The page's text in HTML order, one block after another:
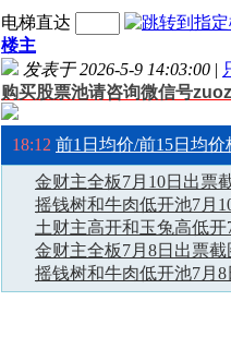
电梯直达
楼主
发表于 2026-5-9 14:03:00 |
购买股票池请咨询微信号
14:58
18:12 前1日均价/前15日均价
金财主全板7月10日出票
摇钱树和牛肉低开池7月
土财主高开和玉兔高低开
金财主全板7月8日出票截
摇钱树和牛肉低开池7月8